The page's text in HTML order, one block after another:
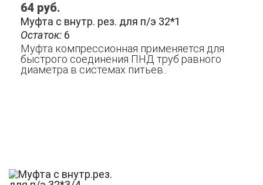
Остаток: 6
Муфта с внутр. рез. для п/э 32*1
Муфта компрессионная применяется для
быстрого соединения ПНД труб равного
диаметра в системах питьев..
64 руб.